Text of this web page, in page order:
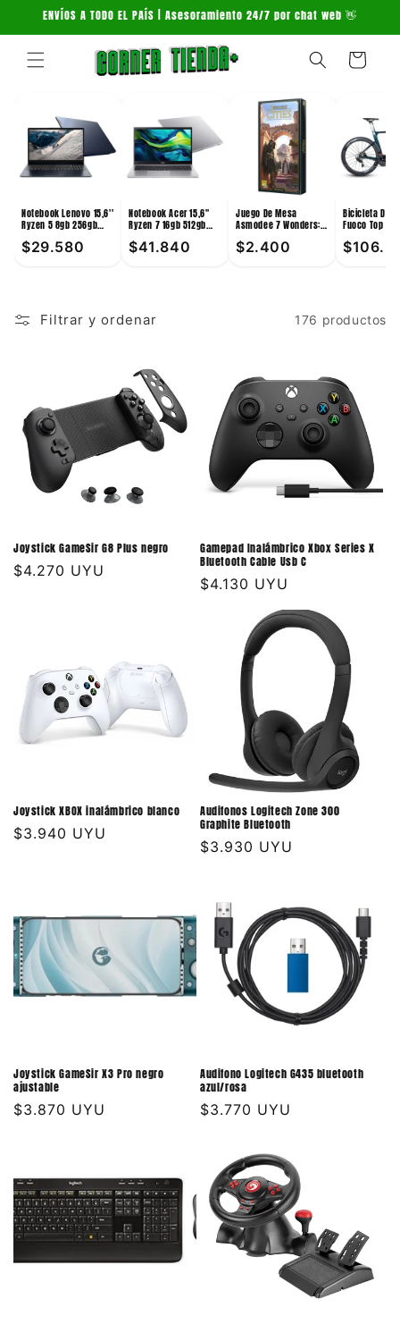
directamente
al contenido
ENVÍOS A TODO EL PAÍS | Asesoramiento 24/7 por chat web 👋
Carrito
Notebook Lenovo 15,6''
Ryzen 5 8gb 256gb
$29.580
Notebook Acer 15,6''
Ryzen 7 16gb 512gb
$41.840
Juego De Mesa
Asmodee 7 Wonders:
$2.400
Bicicleta De
Fuoco Top
Filtrar y ordenar 176 productos
Joystick GameSir G8 Plus negro
Precio
$4.270 UYU
Gamepad Inalámbrico Xbox Series X
Bluetooth Cable Usb C
Precio
$4.130 UYU
Joystick XBOX inalámbrico blanco
Precio
$3.940 UYU
Audifonos Logitech Zone 300
Graphite Bluetooth
Precio
$3.930 UYU
Joystick GameSir X3 Pro negro
ajustable
Precio
$3.870 UYU
Audifono Logitech G435 bluetooth
azul/rosa
Precio
$3.770 UYU